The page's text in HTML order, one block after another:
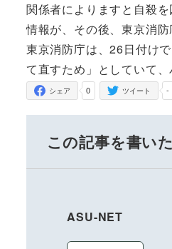
関係者によりますと自殺
情報が、その後、東京消
東京消防庁は、26日付け
て直すため」としていて
0
シェア -
ツイート
この記事を書い
ASU-NET